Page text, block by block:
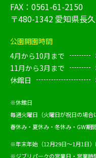
FAX：0561-61-2150
〒480-1342 愛知県長
公園開園時間
4月から10月まで
11月から3月まで
休館日
※休館日
毎週火曜日（火曜日が祝日の場合
春休み・夏休み・冬休み・GW期
※年末年始（12月29日～1月1日）
※ジブリパークの営業日・営業時